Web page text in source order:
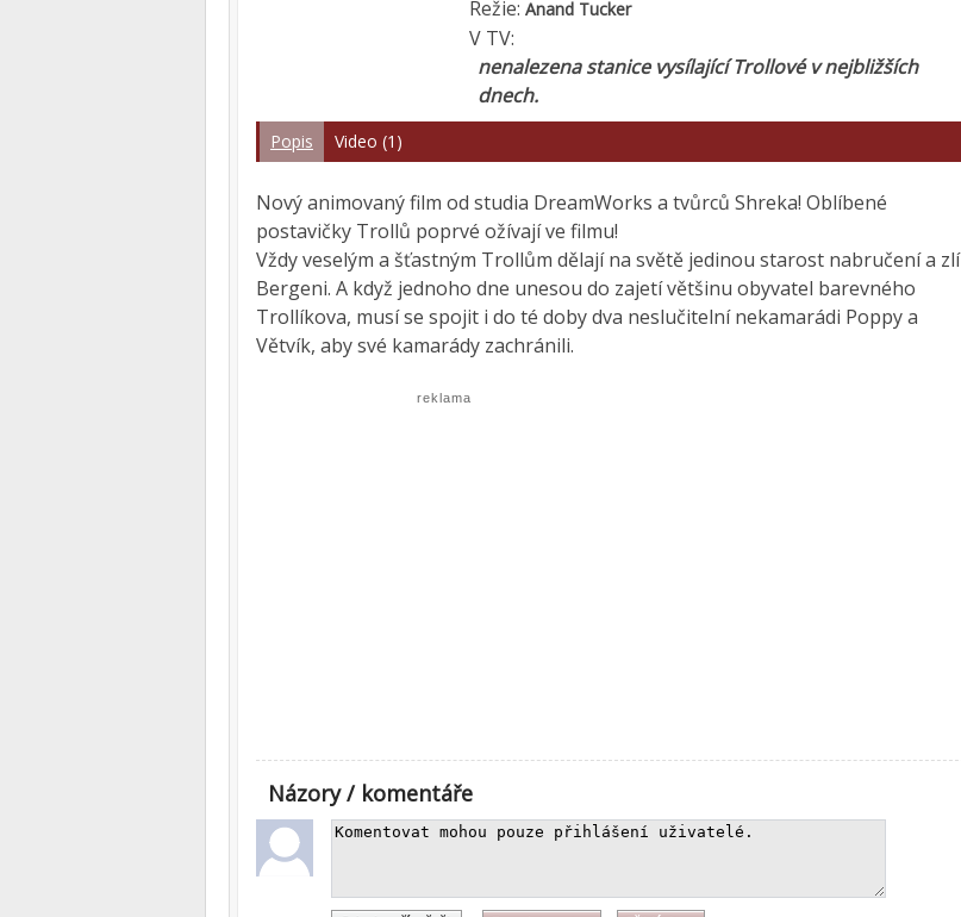
Režie: Anand Tucker
V TV:
nenalezena stanice vysílající Trollové v nejbližších
dnech.
Popis Video (1)
Nový animovaný film od studia DreamWorks a tvůrců Shreka! Oblíbené
postavičky Trollů poprvé ožívají ve filmu!
Vždy veselým a šťastným Trollům dělají na světě jedinou starost nabručení a zlí
Bergeni. A když jednoho dne unesou do zajetí většinu obyvatel barevného
Trollíkova, musí se spojit i do té doby dva neslučitelní nekamarádi Poppy a
Větvík, aby své kamarády zachránili.
reklama
Názory / komentáře